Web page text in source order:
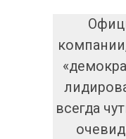
всегда